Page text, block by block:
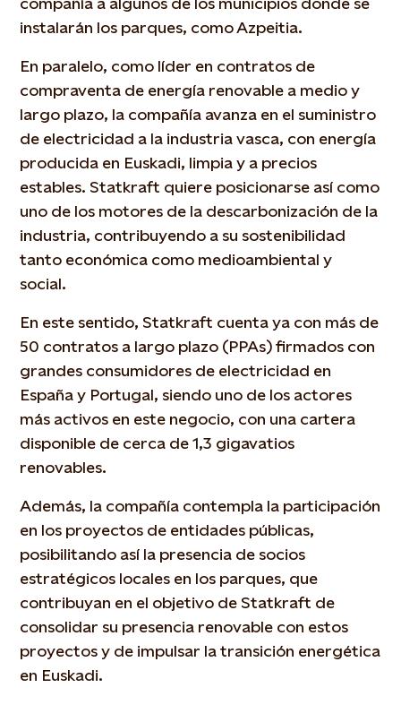
instalarán los parques, como Azpeitia.
En paralelo, como líder en contratos de
compraventa de energía renovable a medio y
largo plazo, la compañía avanza en el suministro
de electricidad a la industria vasca, con energía
producida en Euskadi, limpia y a precios
estables. Statkraft quiere posicionarse así como
uno de los motores de la descarbonización de la
industria, contribuyendo a su sostenibilidad
tanto económica como medioambiental y
social.
En este sentido, Statkraft cuenta ya con más de
50 contratos a largo plazo (PPAs) firmados con
grandes consumidores de electricidad en
España y Portugal, siendo uno de los actores
más activos en este negocio, con una cartera
disponible de cerca de 1,3 gigavatios
renovables.
Además, la compañía contempla la participación
en los proyectos de entidades públicas,
posibilitando así la presencia de socios
estratégicos locales en los parques, que
contribuyan en el objetivo de Statkraft de
consolidar su presencia renovable con estos
proyectos y de impulsar la transición energética
en Euskadi.